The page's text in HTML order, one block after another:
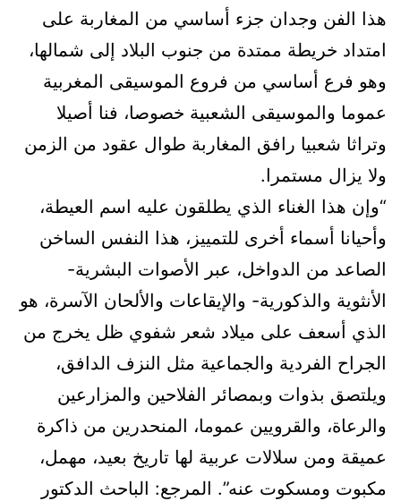
هذا الفن وجدان جزء أساسي من المغاربة على
امتداد خريطة ممتدة من جنوب البلاد إلى شمالها،
وهو فرع أساسي من فروع الموسيقى المغربية
عموما والموسيقى الشعبية خصوصا، فنا أصيلا
وتراثا شعبيا رافق المغاربة طوال عقود من الزمن
ولا يزال مستمرا.
“وإن هذا الغناء الذي يطلقون عليه اسم العيطة،
وأحيانا أسماء أخرى للتمييز، هذا النفس الساخن
الصاعد من الدواخل، عبر الأصوات البشرية-
الأنثوية والذكورية- والإيقاعات والألحان الآسرة، هو
الذي أسعف على ميلاد شعر شفوي ظل يخرج من
الجراح الفردية والجماعية مثل النزف الدافق،
ويلتصق بذوات وبمصائر الفلاحين والمزارعين
والرعاة، والقرويين عموما، المنحدرين من ذاكرة
عميقة ومن سلالات عربية لها تاريخ بعيد، مهمل،
مكبوت ومسكوت عنه”. المرجع: الباحث الدكتور